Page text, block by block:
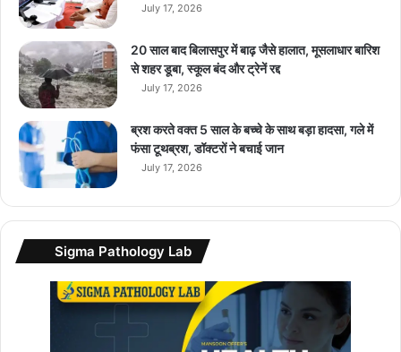
0
0
…
July 17, 2026
20 साल बाद बिलासपुर में बाढ़ जैसे हालात, मूसलाधार बारिश
से शहर डूबा, स्कूल बंद और ट्रेनें रद्द
July 17, 2026
ब्रश करते वक्त 5 साल के बच्चे के साथ बड़ा हादसा, गले में
फंसा टूथब्रश, डॉक्टरों ने बचाई जान
July 17, 2026
Sigma Pathology Lab